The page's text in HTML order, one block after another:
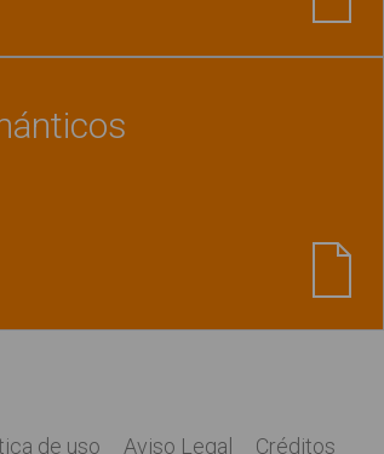
de uso Aviso Legal Créditos